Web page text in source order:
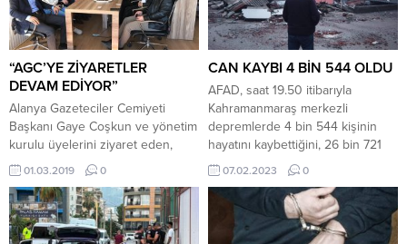
“AGC’YE ZİYARETLER
DEVAM EDİYOR”
Alanya Gazeteciler Cemiyeti
Başkanı Gaye Coşkun ve yönetim
kurulu üyelerini ziyaret eden,
Alanya Emlakçılar Derneği
(ALEMDER) Başkanı Özgür Erbaş
dernekleşme süreci hakkında
bilgi verdiler. ALEMDER yönetimi,
emlak sektöründe yaşanan
01.03.2019 0
CAN KAYBI 4 BİN 544 OLDU
AFAD, saat 19.50 itibarıyla
Kahramanmaraş merkezli
depremlerde 4 bin 544 kişinin
hayatını kaybettiğini, 26 bin 721
kişinin yaralandığını bildirdi.
AFAD’dan yapılan açıklamada,
dün meydana gelen
Kahramanmaraş’ın Pazarcık
ilçesindeki 7,7 büyüklüğündeki
07.02.2023 0